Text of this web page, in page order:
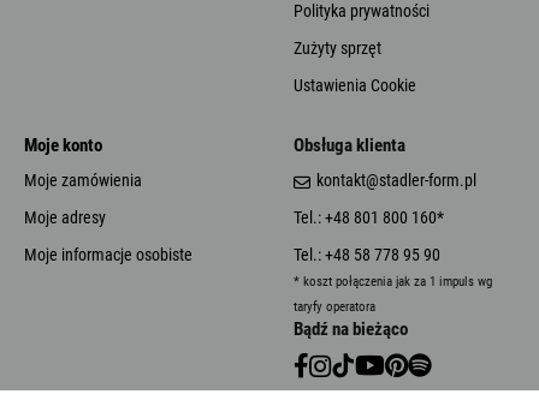
Polityka prywatności
Zużyty sprzęt
Ustawienia Cookie
Moje konto
Moje zamówienia
Moje adresy
Moje informacje osobiste
Obsługa klienta
kontakt@stadler-form.pl
Tel.: +48 801 800 160*
Tel.: +48 58 778 95 90
* koszt połączenia jak za 1 impuls wg
taryfy operatora
Bądź na bieżąco